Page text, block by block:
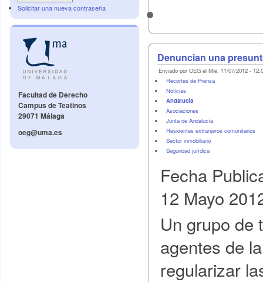
Solicitar una nueva contraseña
Facultad de Derecho
Campus de Teatinos
29071 Málaga
oeg@uma.es
Denuncian una
Enviado por OEG el Mié, 11/07/2012 -
Recortes de Prensa
Noticias
Andalucía
Asociaciones
Junta de Andalucía
Residentes extranjeros comunitarios
Sector inmobiliario
Seguridad jurídica
Fecha
12 Mayo
Un grupo de
agentes de
regularizar